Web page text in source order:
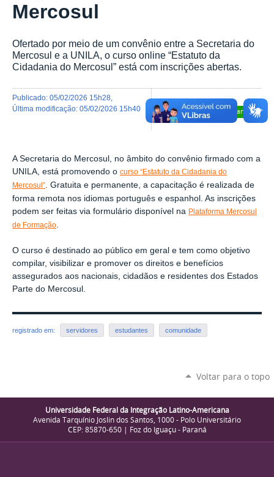
Mercosul
Ofertado por meio de um convênio entre a Secretaria do
Mercosul e a UNILA, o curso online “Estatuto da
Cidadania do Mercosul” está com inscrições abertas.
Compartilhar
publicado: 05/02/2026 15h28
última modificação: 05/02/2026 15h40
A Secretaria do Mercosul, no âmbito do convênio firmado com a
UNILA, está promovendo o curso “Estatuto da Cidadania do
Mercosul” . Gratuita e permanente, a capacitação é realizada de
forma remota nos idiomas português e espanhol. As inscrições
podem ser feitas via formulário disponível na Plataforma Mercosul
de Formação
O curso é destinado ao público em geral e tem como objetivo
compilar, visibilizar e promover os direitos e benefícios
assegurados aos nacionais, cidadãos e residentes dos Estados
Parte do Mercosul.
registrado em: servidores estudantes comunidade
Voltar para o topo
Universidade Federal da Integração Latino-Americana
Avenida Tarquínio Joslin dos Santos, 1000 - Polo Universitário
CEP: 85870-650 | Foz do Iguaçu - Paraná